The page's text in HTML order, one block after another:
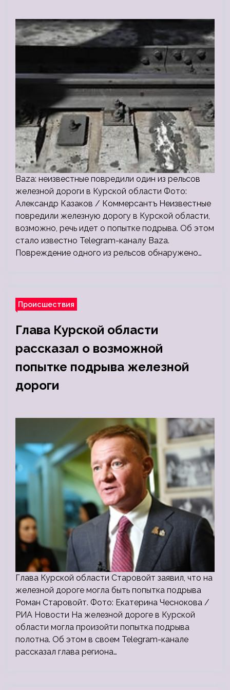
Baza: неизвестные повредили один из рельсов
железной дороги в Курской области Фото:
Александр Казаков / Коммерсантъ Неизвестные
повредили железную дорогу в Курской области,
возможно, речь идет о попытке подрыва. Об этом
стало известно Telegram-каналу Baza.
Повреждение одного из рельсов обнаружено…
Происшествия
Глава Курской области
рассказал о возможной
попытке подрыва железной
дороги
Глава Курской области Старовойт заявил, что на
железной дороге могла быть попытка подрыва
Роман Старовойт. Фото: Екатерина Чеснокова /
РИА Новости На железной дороге в Курской
области могла произойти попытка подрыва
полотна. Об этом в своем Telegram-канале
рассказал глава региона…